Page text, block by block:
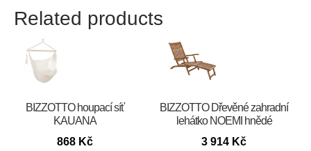
Related products
BIZZOTTO houpací síť
KAUANA
868 Kč
BIZZOTTO Dřevěné zahradní
lehátko NOEMI hnědé
3 914 Kč